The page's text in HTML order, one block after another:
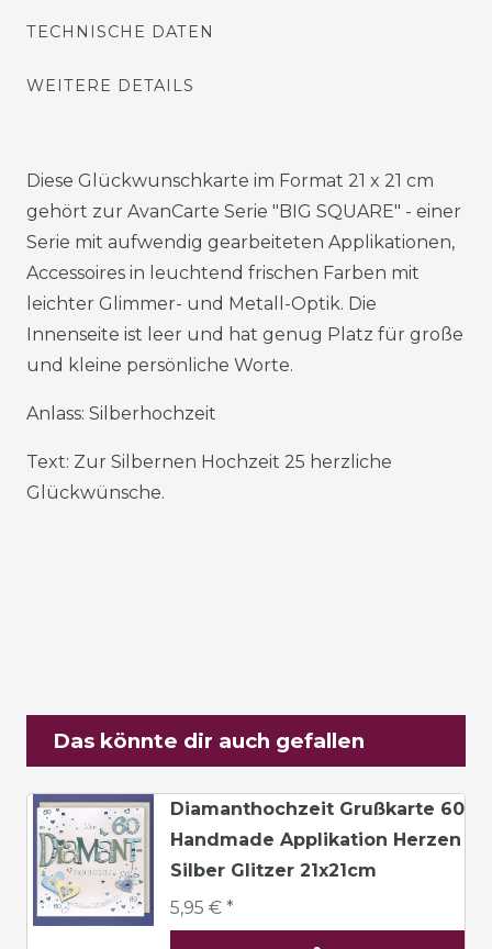
TECHNISCHE DATEN
WEITERE DETAILS
Diese Glückwunschkarte im Format 21 x 21 cm
gehört zur AvanCarte Serie "BIG SQUARE" - einer
Serie mit aufwendig gearbeiteten Applikationen,
Accessoires in leuchtend frischen Farben mit
leichter Glimmer- und Metall-Optik. Die
Innenseite ist leer und hat genug Platz für große
und kleine persönliche Worte.
Anlass: Silberhochzeit
Text: Zur Silbernen Hochzeit 25 herzliche
Glückwünsche.
Das könnte dir auch gefallen
Diamanthochzeit Grußkarte 60
Handmade Applikation Herzen
Silber Glitzer 21x21cm
5,95 € *